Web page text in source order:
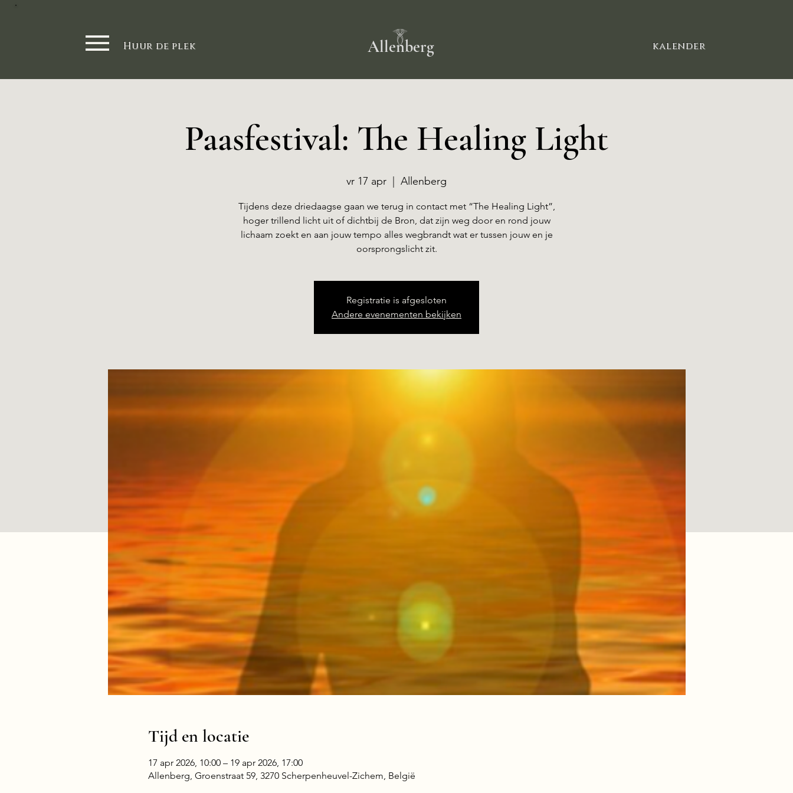
Huur de plek Allenberg kalender​
Paasfestival: The Healing Light
vr 17 apr Allenberg
Tijdens deze driedaagse gaan we terug in contact met “The Healing Light”,
hoger trillend licht uit of dichtbij de Bron, dat zijn weg door en rond jouw
lichaam zoekt en aan jouw tempo alles wegbrandt wat er tussen jouw en je
oorsprongslicht zit.
Registratie is afgesloten
Andere evenementen bekijken
Tijd en locatie
17 apr 2026, 10:00 – 19 apr 2026, 17:00
Allenberg, Groenstraat 59, 3270 Scherpenheuvel-Zichem, België